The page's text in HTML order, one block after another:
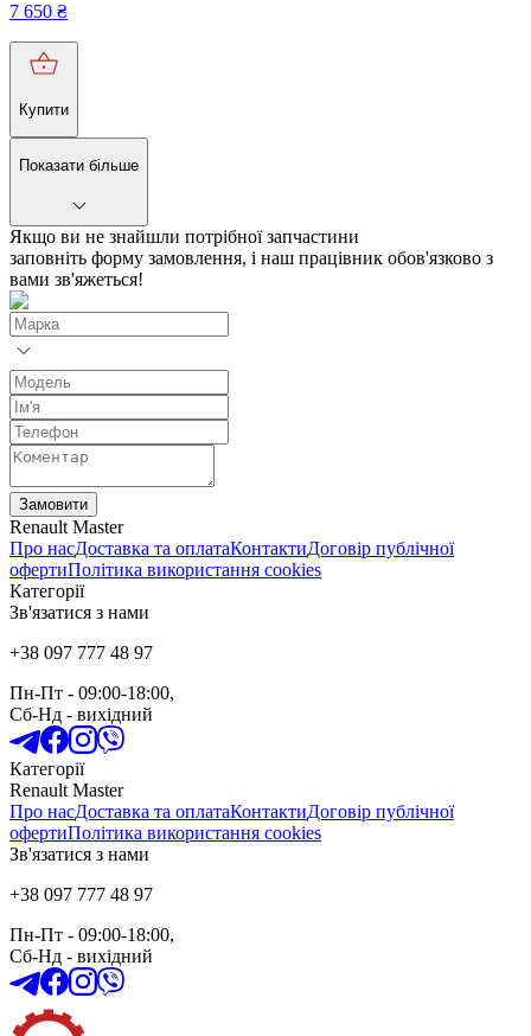
7 650 ₴
Купити
Показати більше
Якщо ви не знайшли потрібної запчастини
заповніть форму замовлення, і наш працівник обов'язково з
вами зв'яжеться!
Замовити
Renault Master
Про насДоставка та оплатаКонтактиДоговір публічної
офертиПолітика використання cookies
Категорії
Зв'язатися з нами
+38 097 777 48 97
Пн-Пт - 09:00-18:00,
Сб-Нд - вихідний
Категорії
Renault Master
Про насДоставка та оплатаКонтактиДоговір публічної
офертиПолітика використання cookies
Зв'язатися з нами
+38 097 777 48 97
Пн-Пт - 09:00-18:00,
Сб-Нд - вихідний